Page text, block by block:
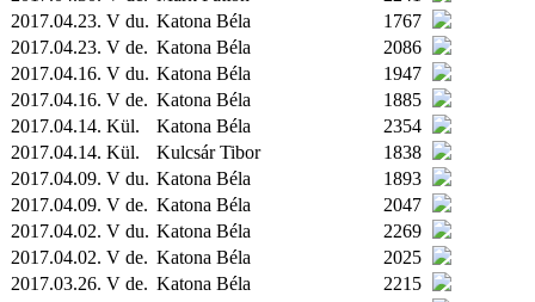
2017.04.23. V du. Katona Béla
1767
2017.04.23. V de. Katona Béla
2086
2017.04.16. V du. Katona Béla
1947
2017.04.16. V de. Katona Béla
1885
2017.04.14. Kül. Katona Béla
2354
2017.04.14. Kül. Kulcsár Tibor
1838
2017.04.09. V du. Katona Béla
1893
2017.04.09. V de. Katona Béla
2047
2017.04.02. V du. Katona Béla
2269
2017.04.02. V de. Katona Béla
2025
2017.03.26. V de. Katona Béla
2215